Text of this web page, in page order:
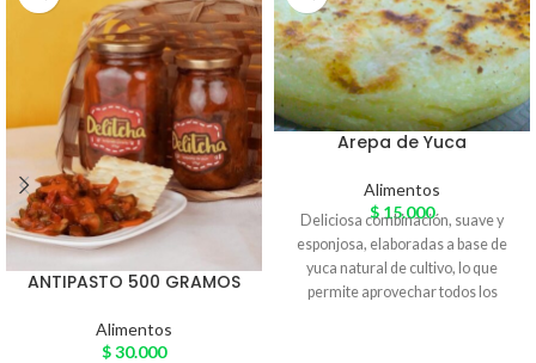
ANTIPASTO 500 GRAMOS
Alimentos
$30.000
Arepa de Yuca
Alimentos
$ 15.000
Deliciosa combinación, suave y
esponjosa, elaboradas a base de
yuca natural de cultivo, lo que
permite aprovechar todos los